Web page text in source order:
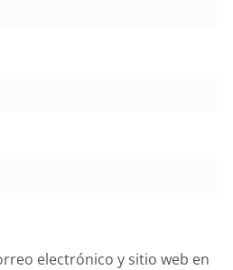
electrónico y sitio web en